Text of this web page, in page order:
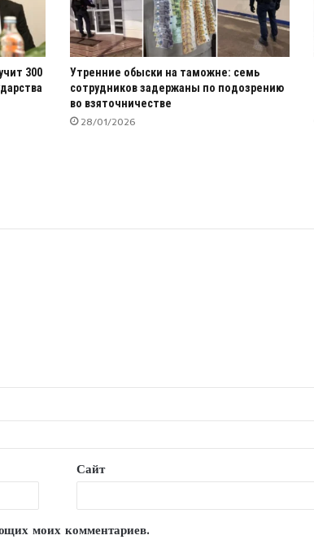
300
Утренние обыски на таможне: семь
сотрудников задержаны по подозрению
во взяточничестве
28/01/2026
Сайт
моих комментариев.